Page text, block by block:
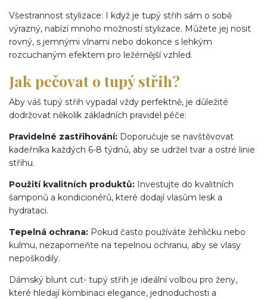
Všestrannost stylizace: I když je tupý střih sám o sobě
výrazný, nabízí mnoho možností stylizace. Můžete jej nosit
rovný, s jemnými vlnami nebo dokonce s lehkým
rozcuchaným efektem pro ležérnější vzhled.
Jak pečovat o tupý střih?
Aby váš tupý střih vypadal vždy perfektně, je důležité
dodržovat několik základních pravidel péče:
Pravidelné zastřihování: Doporučuje se navštěvovat
kadeřníka každých 6-8 týdnů, aby se udržel tvar a ostré linie
střihu.
Použití kvalitních produktů: Investujte do kvalitních
šamponů a kondicionérů, které dodají vlasům lesk a
hydrataci.
Tepelná ochrana: Pokud často používáte žehličku nebo
kulmu, nezapomeňte na tepelnou ochranu, aby se vlasy
nepoškodily.
Dámský blunt cut- tupý střih je ideální volbou pro ženy,
které hledají kombinaci elegance, jednoduchosti a